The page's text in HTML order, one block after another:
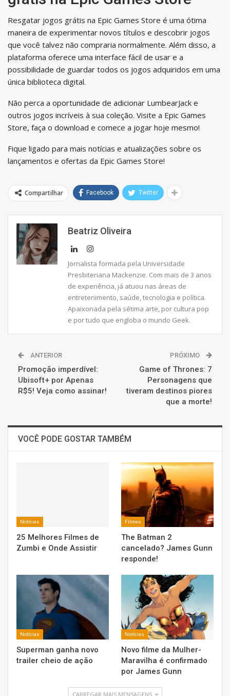
Resgatar jogos grátis na Epic Games Store é uma ótima
maneira de experimentar novos títulos e descobrir jogos
que você talvez não compraria normalmente. Além disso, a
plataforma oferece uma interface fácil de usar e a
possibilidade de guardar todos os jogos adquiridos em uma
única biblioteca digital.
Não perca a oportunidade de adicionar LumbearJack e
outros jogos incríveis à sua coleção. Visite a Epic Games
Store, faça o download e comece a jogar hoje mesmo!
Fique ligado para mais notícias e atualizações sobre os
lançamentos e ofertas da Epic Games Store!
Compartilhar Facebook Twitter
Beatriz Oliveira
Jornalista formada pela Universidade
Presbiteriana Mackenzie. Com mais de 3 anos
de experiência, já atuou nas áreas de
entretenimento, saúde, tecnologia e política.
Apaixonada pela sétima arte, por cultura pop
e por tudo que engloba o mundo Geek.
ANTERIOR
Promoção imperdível:
Ubisoft+ por Apenas
R$5! Veja como assinar!
PRÓXIMO
Game of Thrones: 7
Personagens que
tiveram destinos piores
que a morte!
VOCÊ PODE GOSTAR TAMBÉM
Notícias
25 Melhores Filmes de
Zumbi e Onde Assistir
Filmes
The Batman 2
cancelado? James Gunn
responde!
Notícias
Superman ganha novo
trailer cheio de ação
Notícias
Novo filme da Mulher-
Maravilha é confirmado
por James Gunn
CARREGAR MAIS MENSAGENS